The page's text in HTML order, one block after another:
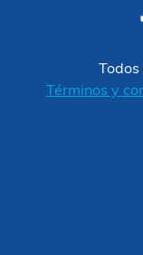
Términos y